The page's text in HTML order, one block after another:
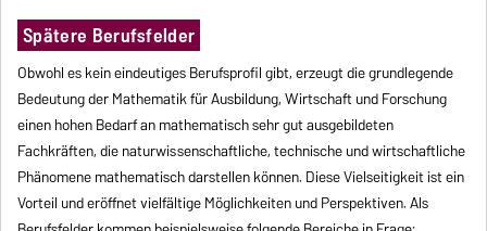
Spätere Berufsfelder
Obwohl es kein eindeutiges Berufsprofil gibt, erzeugt die grundlegende
Bedeutung der Mathematik für Ausbildung, Wirtschaft und Forschung
einen hohen Bedarf an mathematisch sehr gut ausgebildeten
Fachkräften, die naturwissenschaftliche, technische und wirtschaftliche
Phänomene mathematisch darstellen können. Diese Vielseitigkeit ist ein
Vorteil und eröffnet vielfältige Möglichkeiten und Perspektiven. Als